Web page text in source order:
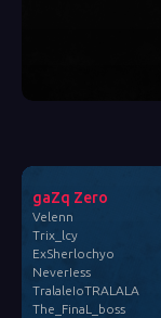
gaZq Zero
Velenn
Trix_lcy
ExSherlochyo
NeverIess
TralaleIoTRALALA
The_FinaL_boss